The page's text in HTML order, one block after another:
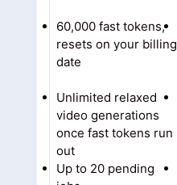
60,000 fast tokens,
resets on your billing
date
Unlimited relaxed
video generations
once fast tokens run
out
Up to 20 pending